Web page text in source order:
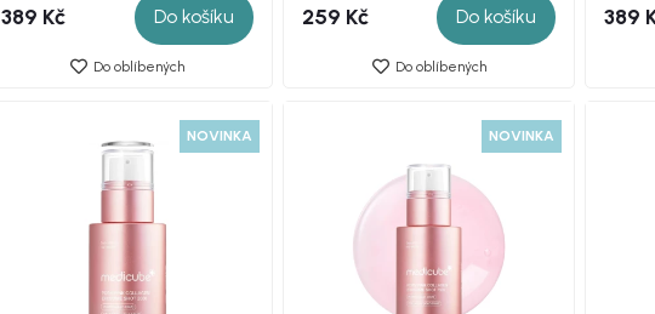
389 Kč Do košíku
Do oblíbených
259 Kč Do košíku
Do oblíbených
389
NOVINKA NOVINKA